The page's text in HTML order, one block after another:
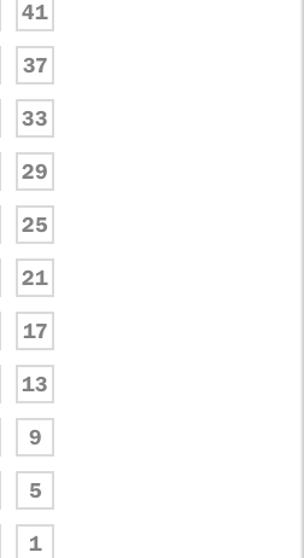
41
37
33
29
25
21
17
13
9
5
1